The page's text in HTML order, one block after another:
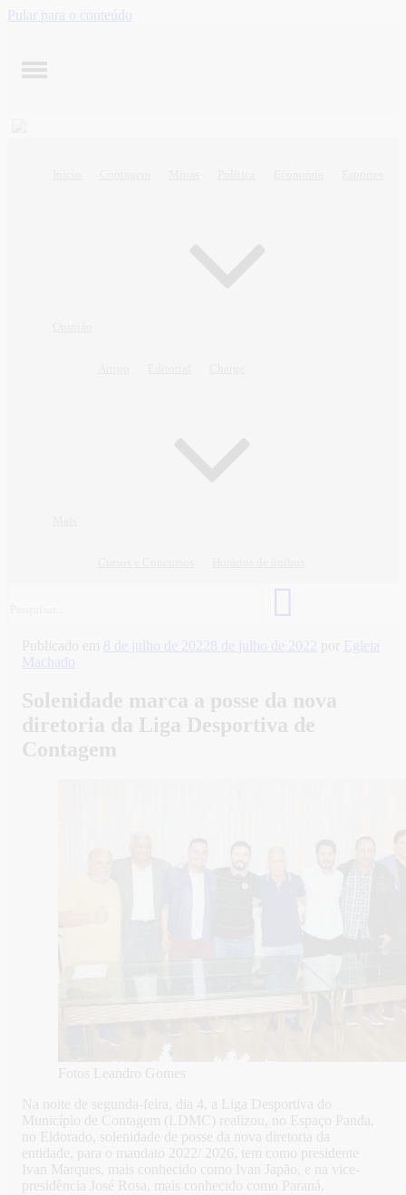
Pular para o conteúdo
Publicado em 8 de julho de 2022 8 de julho de 2022 por
Egleia
Machado
Solenidade marca a posse da nova
diretoria da Liga Desportiva de
Contagem
Fotos Leandro Gomes
Na noite de segunda-feira, dia 4, a Liga Desportiva do
Município de Contagem (LDMC) realizou, no Espaço Panda,
no Eldorado, solenidade de posse da nova diretoria da
entidade, para o mandato 2022/ 2026, tem como presidente
Ivan Marques, mais conhecido como Ivan Japão, e na vice-
presidência José Rosa, mais conhecido como Paraná.